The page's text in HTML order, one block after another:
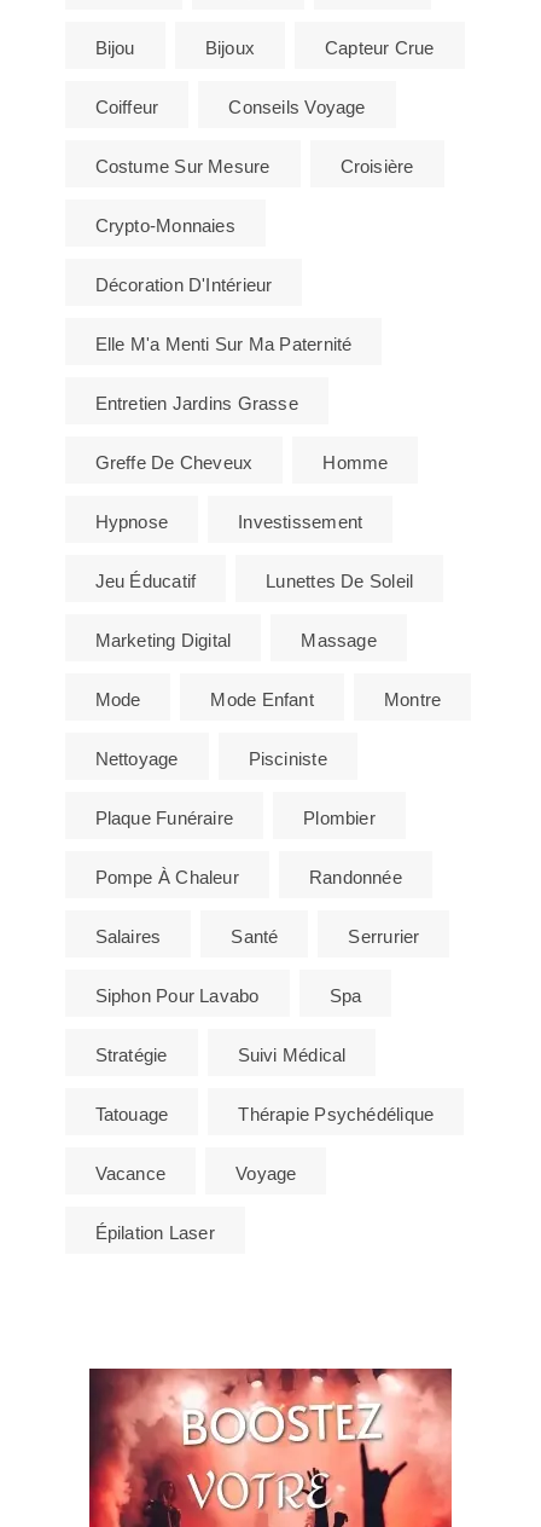
Bijou Bijoux Capteur Crue
Coiffeur Conseils Voyage
Costume Sur Mesure Croisière
Crypto-Monnaies
Décoration D'Intérieur
Elle M'a Menti Sur Ma Paternité
Entretien Jardins Grasse
Greffe De Cheveux Homme
Hypnose Investissement
Jeu Éducatif Lunettes De Soleil
Marketing Digital Massage
Mode Mode Enfant Montre
Nettoyage Pisciniste
Plaque Funéraire Plombier
Pompe À Chaleur Randonnée
Salaires Santé Serrurier
Siphon Pour Lavabo Spa
Stratégie Suivi Médical
Tatouage Thérapie Psychédélique
Vacance Voyage
Épilation Laser